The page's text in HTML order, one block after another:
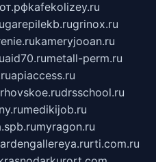
kafekolizey.ru
grinox.ru
kameryjooan.ru
aid70.rumetall-perm.ru
apiaccess.ru
drsschool.ru
medikijob.ru
myragon.ru
rti.com.ru